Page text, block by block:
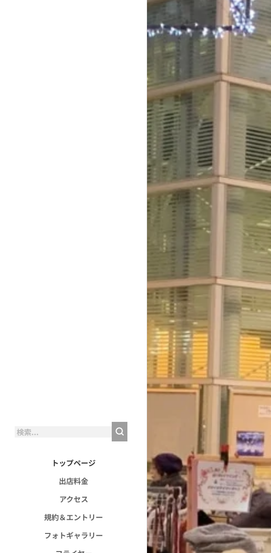
トップページ
出店料金
アクセス
規約＆エントリー
フォトギャラリー